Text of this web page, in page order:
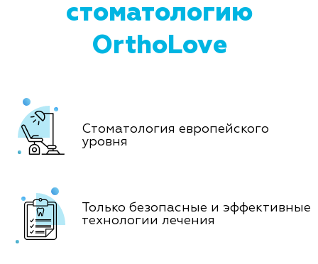
стоматологию
OrthoLove
Стоматология европейского
уровня
Только безопасные и эффективные
технологии лечения